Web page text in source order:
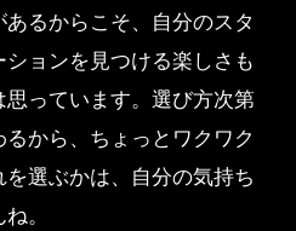
るからこそ、自分のスタ
ョンを見つける楽しさも
っています。選び方次第
から、ちょっとワクワク
選ぶかは、自分の気持ち
。